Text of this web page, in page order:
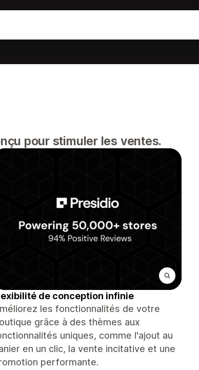
pour stimuler les ventes.
de conception infinie
les fonctionnalités de votre
grâce à des thèmes aux
uniques, comme l'ajout au
en un clic, la vente incitative et une
performante.